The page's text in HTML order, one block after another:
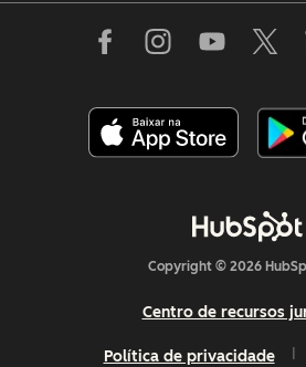
Copyright © 2026
Centro de recursos
Política de privacidade